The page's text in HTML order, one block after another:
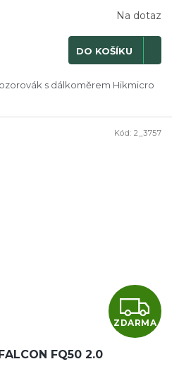
R
M
A
Na dotaz
DO KOŠÍKU
s dálkoměrem Hikmicro
Z
D
ZDARMA
FQ50 2.0
Kód: 2_3757